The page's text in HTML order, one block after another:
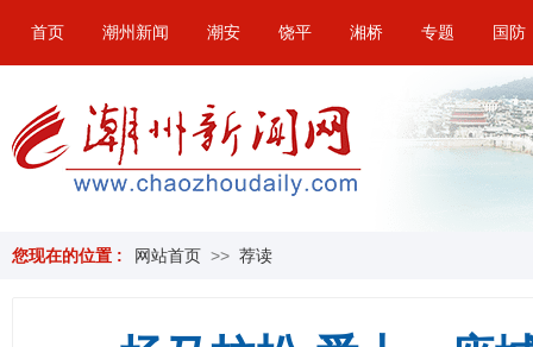
首页 潮州新闻 潮安 饶平 湘桥 专题 国防
您现在的位置 : 网站首页 >> 荐读